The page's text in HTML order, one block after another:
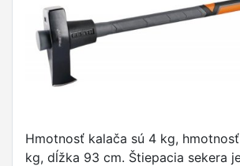
Hmotnosť kalača sú 4 kg,
kg, dĺžka 93 cm. Štiepacia sekera